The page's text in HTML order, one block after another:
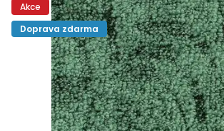
Akce
Doprava zdarma